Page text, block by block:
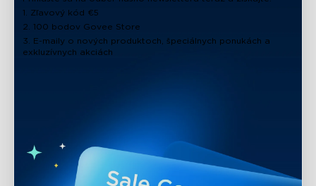
1. Zľavový kód €5
2. 100 bodov Govee Store
3. E-maily o nových produktoch, špeciálnych ponukách a
exkluzívnych akciách